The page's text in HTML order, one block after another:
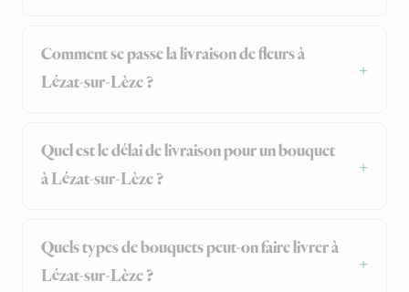
Comment se passe la livraison de fleurs à
Lézat-sur-Lèze ?
Quel est le délai de livraison pour un bouquet
à Lézat-sur-Lèze ?
Quels types de bouquets peut-on faire livrer à
Lézat-sur-Lèze ?